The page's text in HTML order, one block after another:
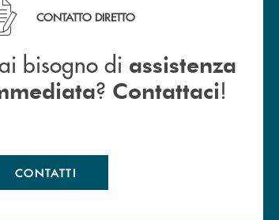
bisogno di assistenza immediata ? Contattaci !
CONTATTO DIRETTO
bisogno di assistenza
? Contattaci!
CONTATTI